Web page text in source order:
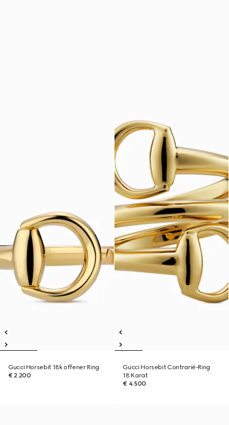
Gucci Horsebit 18k offener Ring
€ 2.200
Gucci Horsebit Contrarié-Ring
18 Karat
€ 4.500